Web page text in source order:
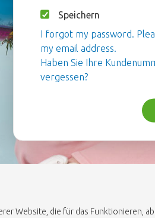
Speichern
I forgot my password.
my email address.
Haben Sie Ihre
vergessen?
Website, die für das Funktionieren,